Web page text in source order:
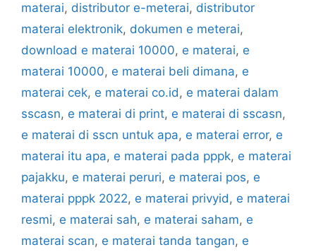
materai, distributor e-meterai, distributor
materai elektronik, dokumen e meterai,
download e materai 10000, e materai, e
materai 10000, e materai beli dimana, e
materai cek, e materai co.id, e materai dalam
sscasn, e materai di print, e materai di sscasn,
e materai di sscn untuk apa, e materai error, e
materai itu apa, e materai pada pppk, e materai
pajakku, e materai peruri, e materai pos, e
materai pppk 2022, e materai privyid, e materai
resmi, e materai sah, e materai saham, e
materai scan, e materai tanda tangan, e